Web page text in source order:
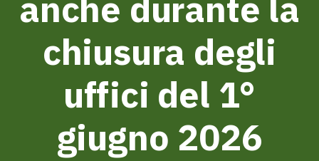
chiusura degli
uffici del 1°
giugno 2026